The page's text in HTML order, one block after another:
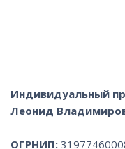
Индивидуальный
Леонид
ОГРНИП: